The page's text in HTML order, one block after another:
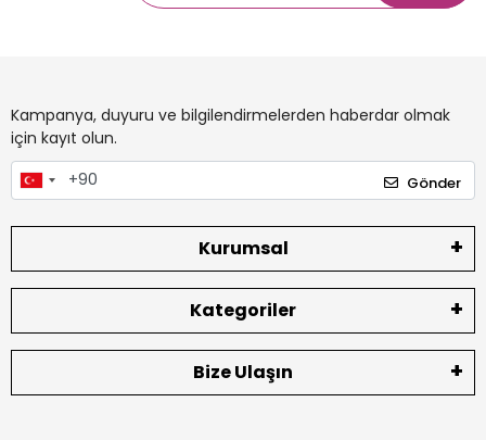
Kampanya, duyuru ve bilgilendirmelerden haberdar olmak
için kayıt olun.
Gönder
Kurumsal
Kategoriler
Bize Ulaşın